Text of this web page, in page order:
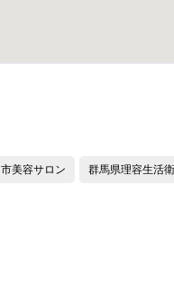
美容サロン 群馬県理容生活